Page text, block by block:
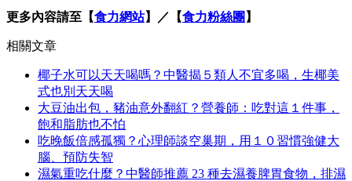
更多內容請至【食力網站】／【食力粉絲團 】
相關文章
椰子水可以天天喝嗎？中醫揭５類人不宜多喝，生椰美
式也別天天喝
大豆油出包，豬油意外翻紅？營養師：吃對這１件事，
飽和脂肪也不怕
吃晚飯倍感孤獨？心理師談空巢期，用１０習慣強健大
腦、預防失智
濕氣重吃什麼？中醫師推薦 23 種去濕養脾胃食物，排濕